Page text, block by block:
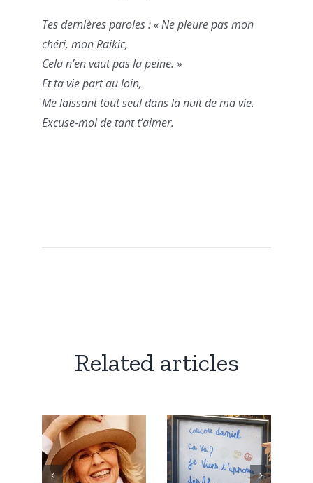
Tes dernières paroles : « Ne pleure pas mon
chéri, mon Raikic,
Cela n’en vaut pas la peine. »
Et ta vie part au loin,
Me laissant tout seul dans la nuit de ma vie.
Excuse-moi de tant t’aimer.
Related articles